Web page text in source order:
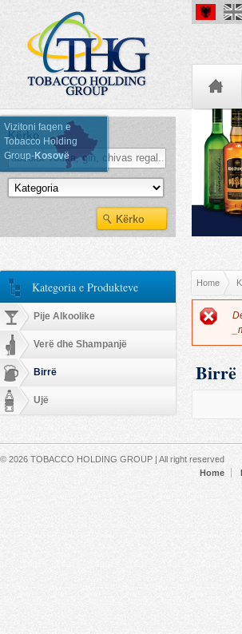
Vizitoni faqen e
Tobacco Holding
Group-Kosovë
Kërko
Kategoria e Produkteve
You are
Home
Birrë
Kategoria e Produkteve
Pije Alkoolike
Verë dhe Shampanjë
Birrë
Ujë
© 2026 TOBACCO HOLDING GROUP | All right reserved
Secondary menu
Home